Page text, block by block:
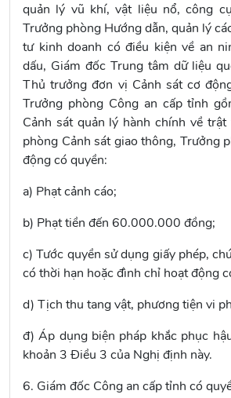
quản lý vũ khí, vật liệu nổ, công
Trưởng phòng Hướng dẫn, quản lý
tư kinh doanh có điều kiện về an
dấu, Giám đốc Trung tâm dữ liệu
Thủ trưởng đơn vị Cảnh sát cơ
Trưởng phòng Công an cấp tỉnh
Cảnh sát quản lý hành chính về
phòng Cảnh sát giao thông, Trưởng
động có quyền:
a) Phạt cảnh cáo;
b) Phạt tiền đến 60.000.000 đồng;
c) Tước quyền sử dụng giấy phép,
có thời hạn hoặc đình chỉ hoạt động
d) Tịch thu tang vật, phương tiện vi
đ) Áp dụng biện pháp khắc phục
khoản 3 Điều 3 của Nghị định này.
6. Giám đốc Công an cấp tỉnh có